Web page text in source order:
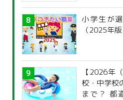
小学生が
（2025年版
【2026年
校・中学校
まで？ 都